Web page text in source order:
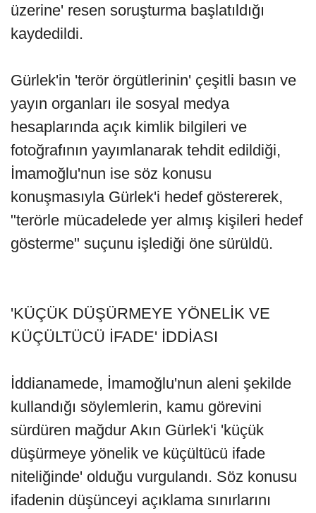
üzerine' resen soruşturma başlatıldığı
kaydedildi.
Gürlek'in 'terör örgütlerinin' çeşitli basın ve
yayın organları ile sosyal medya
hesaplarında açık kimlik bilgileri ve
fotoğrafının yayımlanarak tehdit edildiği,
İmamoğlu'nun ise söz konusu
konuşmasıyla Gürlek'i hedef göstererek,
"terörle mücadelede yer almış kişileri hedef
gösterme" suçunu işlediği öne sürüldü.
'KÜÇÜK DÜŞÜRMEYE YÖNELİK VE
KÜÇÜLTÜCÜ İFADE' İDDİASI
İddianamede, İmamoğlu'nun aleni şekilde
kullandığı söylemlerin, kamu görevini
sürdüren mağdur Akın Gürlek'i 'küçük
düşürmeye yönelik ve küçültücü ifade
niteliğinde' olduğu vurgulandı. Söz konusu
ifadenin düşünceyi açıklama sınırlarını